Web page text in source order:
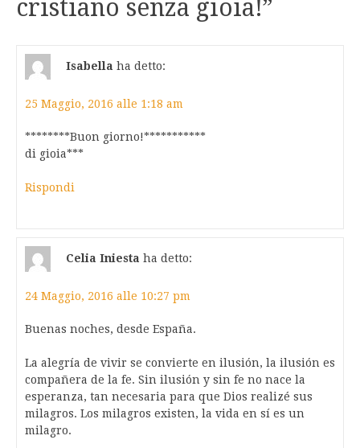
cristiano senza gioia!”
Isabella ha detto:
25 Maggio, 2016 alle 1:18 am
********Buon giorno!***********
di gioia***
Rispondi
Celia Iniesta ha detto:
24 Maggio, 2016 alle 10:27 pm
Buenas noches, desde España.
La alegría de vivir se convierte en ilusión, la ilusión es
compañera de la fe. Sin ilusión y sin fe no nace la
esperanza, tan necesaria para que Dios realizé sus
milagros. Los milagros existen, la vida en sí es un
milagro.